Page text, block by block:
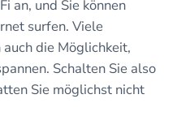
an, und Sie können
surfen. Viele
die Möglichkeit,
Schalten Sie also
Sie möglichst nicht